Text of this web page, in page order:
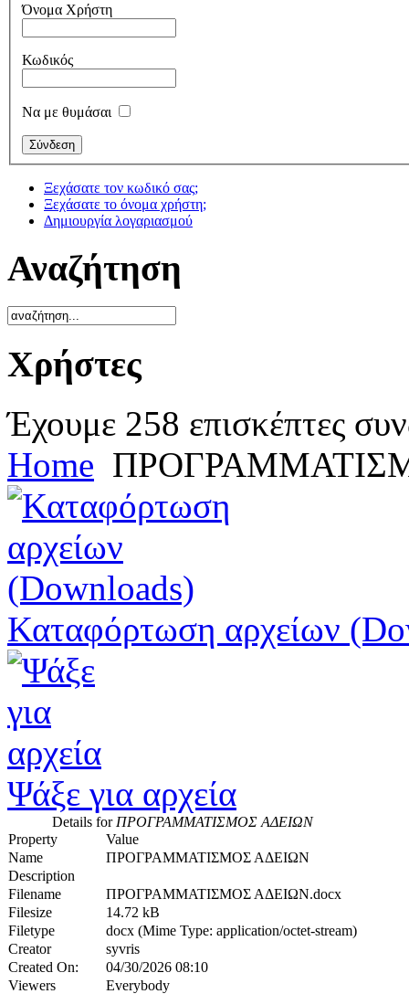
Όνομα Χρήστη
Κωδικός
Να με θυμάσαι
Ξεχάσατε τον κωδικό σας;
Ξεχάσατε το όνομα χρήστη;
Δημιουργία λογαριασμού
Αναζήτηση
Χρήστες
Έχουμε 258 επισκέπτες
Home
Καταφόρτωση αρχείων
Ψάξε για αρχεία
Details forΠΡΟΓΡΑΜΜΑΤΙΣΜΟΣ ΑΔΕΙΩΝ
Property
Value
Name
ΠΡΟΓΡΑΜΜΑΤΙΣΜΟΣ ΑΔΕΙΩΝ
Description
Filename
ΠΡΟΓΡΑΜΜΑΤΙΣΜΟΣ ΑΔΕΙΩΝ.docx
Filesize
14.72 kB
Filetype
docx (Mime Type: application/octet-stream)
Creator
syvris
Created On:
04/30/2026 08:10
Viewers
Everybody